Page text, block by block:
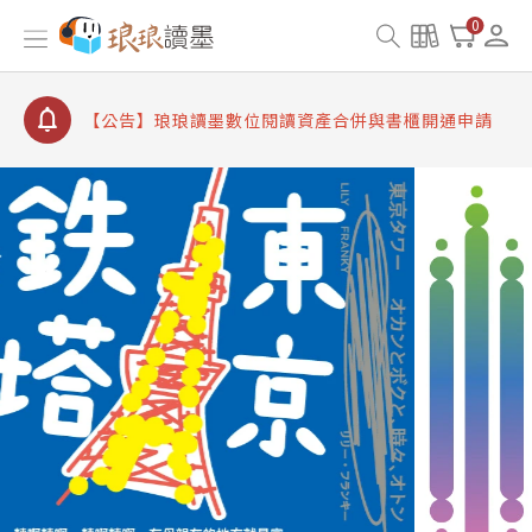
0
【公告】因 Readmoo 讀墨系統維護中，本站同步暫
停部分閱讀服務
【公告】琅琅讀墨數位閱讀資產合併與書櫃開通申請
【公告】琅琅讀墨書櫃開通常見問題
請圖文教學
【公告】琅琅書店服務升級重要說明及資產合併結果
查詢
【公告】因 Readmoo 讀墨系統維護中，本站同步暫
停部分閱讀服務